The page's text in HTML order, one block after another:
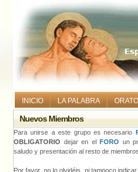
INICIO LA PALABRA
Nuevos Miembros
Para unirse a este grupo es necesario
OBLIGATORIO dejar en el FORO un
saludo y presentación al resto de miembros.
Por favor, no lo olvidéis, ni tampoco